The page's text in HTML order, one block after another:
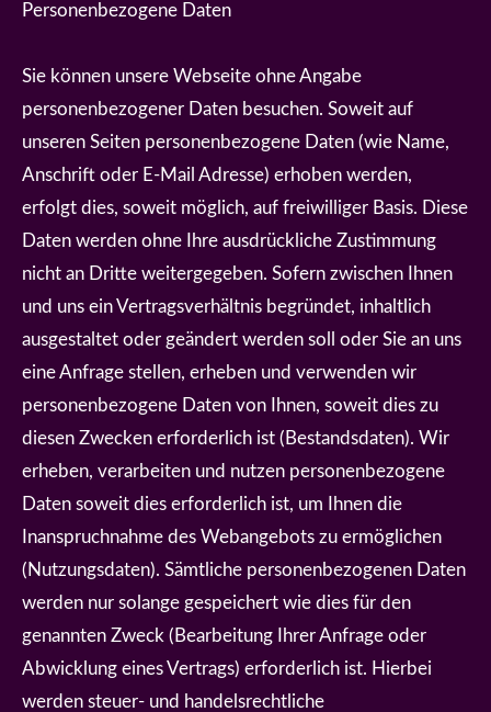
Personenbezogene Daten
Sie können unsere Webseite ohne Angabe
personenbezogener Daten besuchen. Soweit auf
unseren Seiten personenbezogene Daten (wie Name,
Anschrift oder E-Mail Adresse) erhoben werden,
erfolgt dies, soweit möglich, auf freiwilliger Basis. Diese
Daten werden ohne Ihre ausdrückliche Zustimmung
nicht an Dritte weitergegeben. Sofern zwischen Ihnen
und uns ein Vertragsverhältnis begründet, inhaltlich
ausgestaltet oder geändert werden soll oder Sie an uns
eine Anfrage stellen, erheben und verwenden wir
personenbezogene Daten von Ihnen, soweit dies zu
diesen Zwecken erforderlich ist (Bestandsdaten). Wir
erheben, verarbeiten und nutzen personenbezogene
Daten soweit dies erforderlich ist, um Ihnen die
Inanspruchnahme des Webangebots zu ermöglichen
(Nutzungsdaten). Sämtliche personenbezogenen Daten
werden nur solange gespeichert wie dies für den
genannten Zweck (Bearbeitung Ihrer Anfrage oder
Abwicklung eines Vertrags) erforderlich ist. Hierbei
werden steuer- und handelsrechtliche